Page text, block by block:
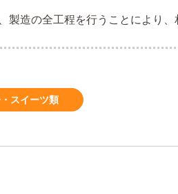
製造の全工程を行うことにより
スイーツ類